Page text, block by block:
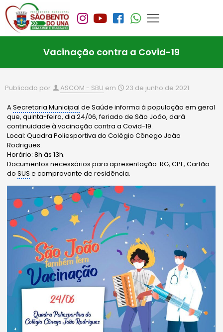
Vacinação contra a Covid-19
Publicado por ASCOM - SBU em 23 de junho de 2021
ASecretaria Municipal de Saúde informa à população em geral
que, quinta-feira, dia 24/06, feriado de São João, dará
continuidade à vacinação contra a Covid-19.
Local: Quadra Poliesportiva do Colégio Cônego João
Rodrigues.
Horário: 8h às 13h.
Documentos necessários para apresentação: RG, CPF, Cartão
doSUS e comprovante de residência.